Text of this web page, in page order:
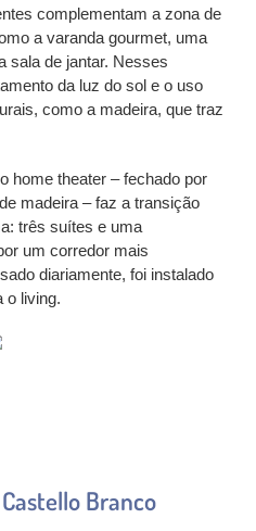
complementam a zona de
a varanda gourmet, uma
sala de jantar. Nesses
da luz do sol e o uso
como a madeira, que traz
home theater – fechado por
madeira – faz a transição
três suítes e uma
um corredor mais
diariamente, foi instalado
o living.
Branco